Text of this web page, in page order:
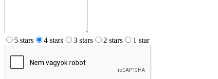
5 stars 4 stars 3 stars 2 stars 1 star